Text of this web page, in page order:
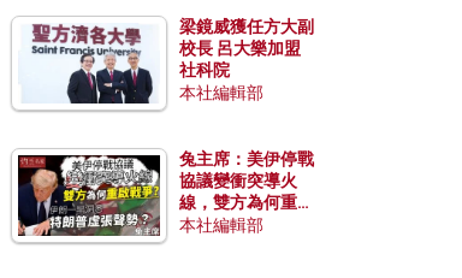
梁鏡威獲任方大副
校長 呂大樂加盟
社科院
本社編輯部
兔主席：美伊停戰
協議變衝突導火
線，雙方為何重啟
戰爭？伊朗一早洞
本社編輯部